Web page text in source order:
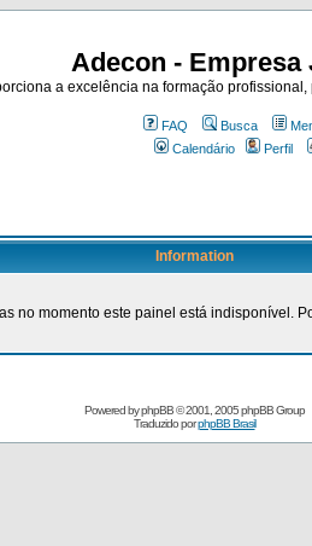
Adecon -
a excelência na formação
FAQ Busca
Calendário
Perfil
Information
no momento este painel está indisponível.
Powered byphpBB© 2001, 2005 phpBB Group
Traduzido porphpBB Brasil